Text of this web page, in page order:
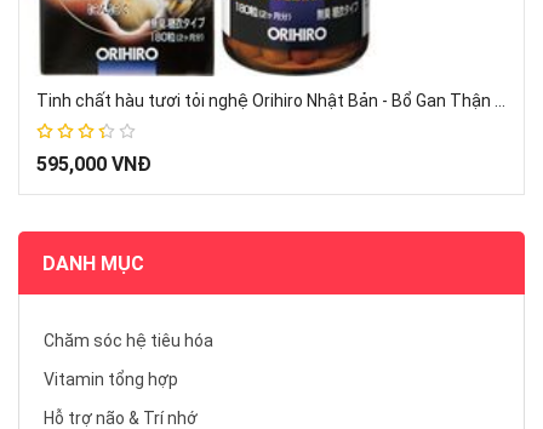
67%
595,000 VNĐ
DANH MỤC
Chăm sóc hệ tiêu hóa
Vitamin tổng hợp
Hỗ trợ não & Trí nhớ